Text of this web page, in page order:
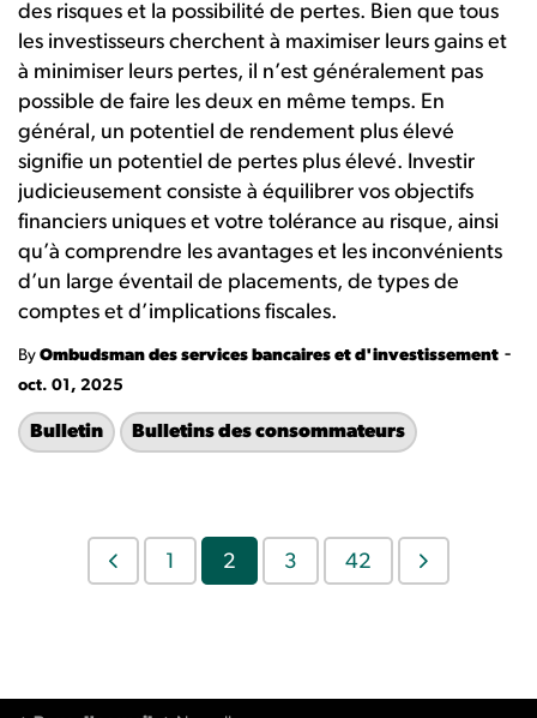
des risques et la possibilité de pertes. Bien que tous
les investisseurs cherchent à maximiser leurs gains et
à minimiser leurs pertes, il n’est généralement pas
possible de faire les deux en même temps. En
général, un potentiel de rendement plus élevé
signifie un potentiel de pertes plus élevé. Investir
judicieusement consiste à équilibrer vos objectifs
financiers uniques et votre tolérance au risque, ainsi
qu’à comprendre les avantages et les inconvénients
d’un large éventail de placements, de types de
comptes et d’implications fiscales.
By Ombudsman des services bancaires et d'investissement -
oct. 01, 2025
Bulletin Bulletins des consommateurs
1 2 3 42